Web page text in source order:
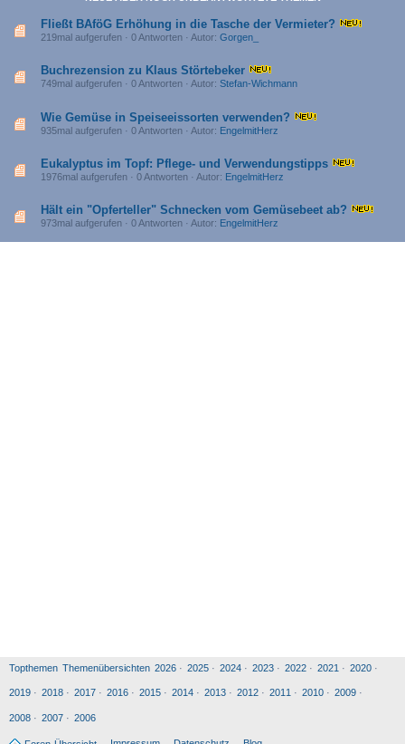
Fließt BAföG Erhöhung in die Tasche der Vermieter?
219mal aufgerufen · 0 Antworten · Autor: Gorgen_
Buchrezension zu Klaus Störtebeker
749mal aufgerufen · 0 Antworten · Autor: Stefan-Wichmann
Wie Gemüse in Speiseeissorten verwenden?
935mal aufgerufen · 0 Antworten · Autor: EngelmitHerz
Eukalyptus im Topf: Pflege- und Verwendungstipps
1976mal aufgerufen · 0 Antworten · Autor: EngelmitHerz
Hält ein "Opferteller" Schnecken vom Gemüsebeet ab?
973mal aufgerufen · 0 Antworten · Autor: EngelmitHerz
Topthemen Themenübersichten 2026 · 2025 · 2024 · 2023 · 2022 · 2021 · 2020 ·
2019 · 2018 · 2017 · 2016 · 2015 · 2014 · 2013 · 2012 · 2011 · 2010 · 2009 ·
2008 · 2007 · 2006